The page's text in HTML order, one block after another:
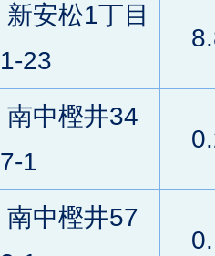
新安松1丁目
1-23
南中樫井34
7-1
南中樫井57